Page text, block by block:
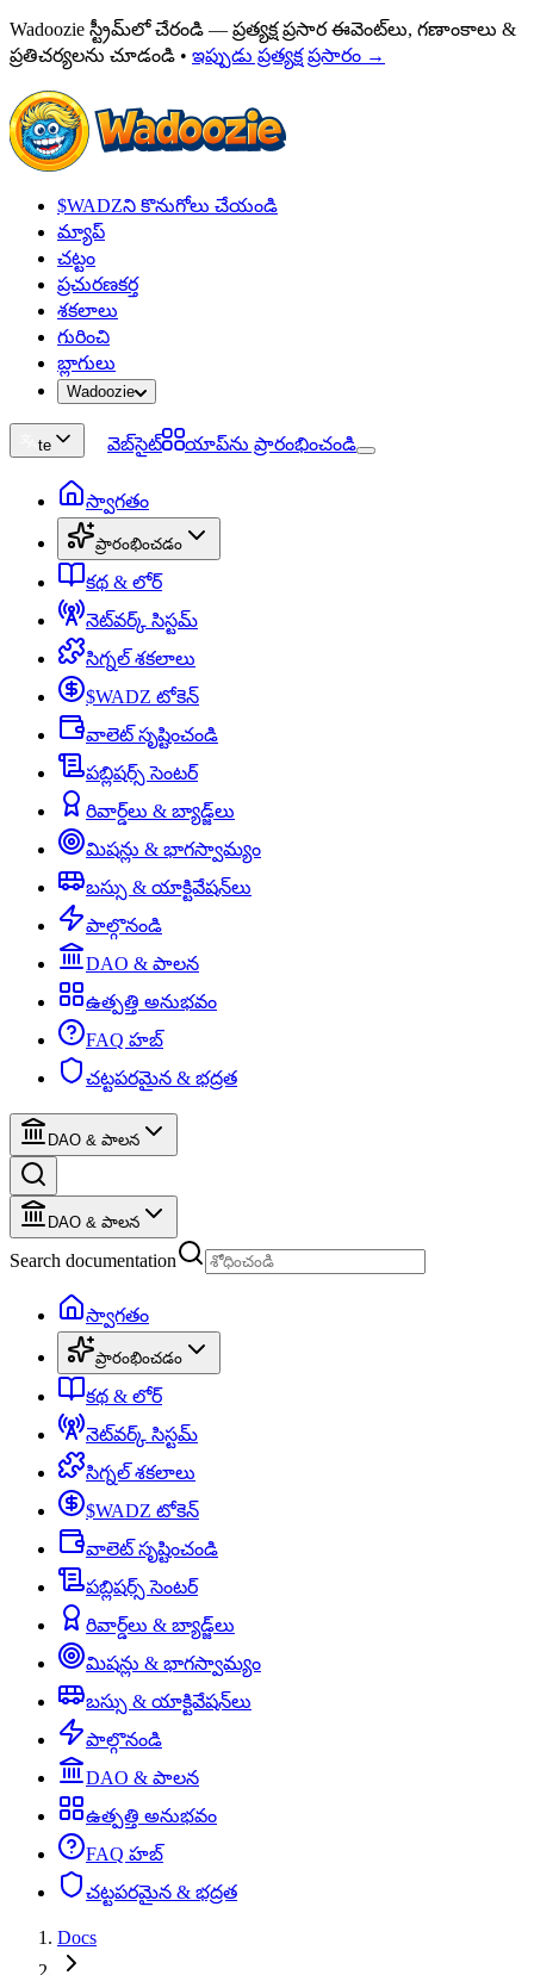
Wadoozie స్ట్రీమ్‌లో చేరండి — ప్రత్యక్ష ప్రసార ఈవెంట్‌లు, గణాంకాలు &
ప్రతిచర్యలను చూడండి • ఇప్పుడు ప్రత్యక్ష ప్రసారం →
$WADZని కొనుగోలు చేయండి
మ్యాప్
చట్టం
ప్రచురణకర్త
శకలాలు
గురించి
బ్లాగులు
Wadoozie
te వెబ్‌సైట్ యాప్‌ను ప్రారంభించండి
స్వాగతం
ప్రారంభించడం
కథ & లోర్
నెట్‌వర్క్ సిస్టమ్
సిగ్నల్ శకలాలు
$WADZ టోకెన్
వాలెట్ సృష్టించండి
పబ్లిషర్స్ సెంటర్
రివార్డ్‌లు & బ్యాడ్జ్‌లు
మిషన్లు & భాగస్వామ్యం
బస్సు & యాక్టివేషన్‌లు
పాల్గొనండి
DAO & పాలన
ఉత్పత్తి అనుభవం
FAQ హబ్
చట్టపరమైన & భద్రత
DAO & పాలన
DAO & పాలన
Search documentation
స్వాగతం
ప్రారంభించడం
కథ & లోర్
నెట్‌వర్క్ సిస్టమ్
సిగ్నల్ శకలాలు
$WADZ టోకెన్
వాలెట్ సృష్టించండి
పబ్లిషర్స్ సెంటర్
రివార్డ్‌లు & బ్యాడ్జ్‌లు
మిషన్లు & భాగస్వామ్యం
బస్సు & యాక్టివేషన్‌లు
పాల్గొనండి
DAO & పాలన
ఉత్పత్తి అనుభవం
FAQ హబ్
చట్టపరమైన & భద్రత
Docs